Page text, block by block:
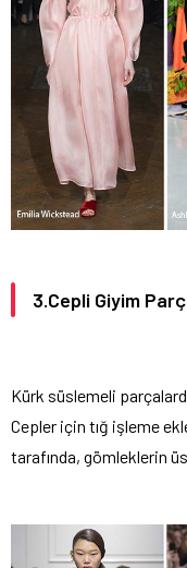
3.Cepli Giyim
Kürk süslemeli
Cepler için tığ işleme
tarafında, gömleklerin